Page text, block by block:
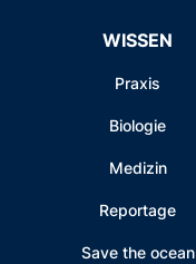
WISSEN
Praxis
Biologie
Medizin
Reportage
Save the ocean